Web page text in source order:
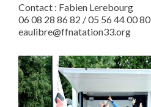
Contact : Fabien Lerebourg
06 08 28 86 82 / 05 56 44 00 80
eaulibre@ffnatation33.org